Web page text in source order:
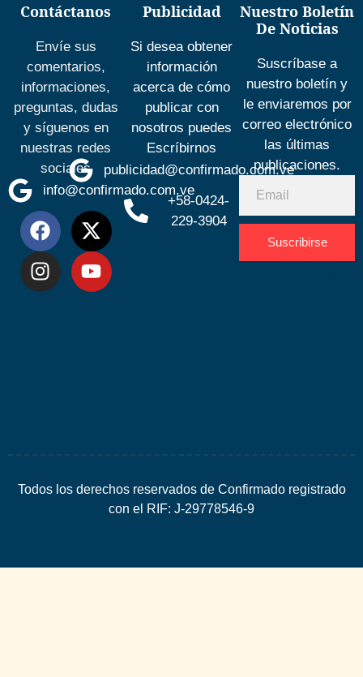
Contáctanos
Envíe sus
comentarios,
informaciones,
preguntas, dudas
y síguenos en
nuestras redes
sociales
info@confirmado.com.ve
Publicidad
Si desea obtener
información
acerca de cómo
publicar con
nosotros puedes
Escríbirnos
publicidad@confirmado.com.ve
+58-0424-
229-3904
Nuestro Boletín
De Noticias
Suscríbase a
nuestro boletín y
le enviaremos por
correo electrónico
las últimas
publicaciones.
Suscribirse
Todos los derechos reservados de Confirmado registrado
con el RIF: J-29778546-9